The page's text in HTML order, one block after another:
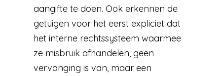
aangifte te doen. Ook erkennen de
getuigen voor het eerst expliciet dat
het interne rechtssysteem waarmee
ze misbruik afhandelen, geen
vervanging is van, maar een